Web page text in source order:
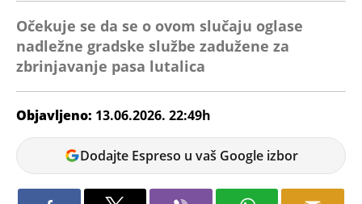
Očekuje se da se o ovom slučaju oglase
nadležne gradske službe zadužene za
zbrinjavanje pasa lutalica
Objavljeno: 13.06.2026. 22:49h
Miloš
DojčinovićDodajte Espreso u vaš Google izbor